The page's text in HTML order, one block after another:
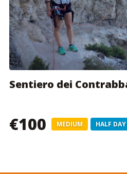
Sentiero dei
€100 MEDIUM HALF DAY